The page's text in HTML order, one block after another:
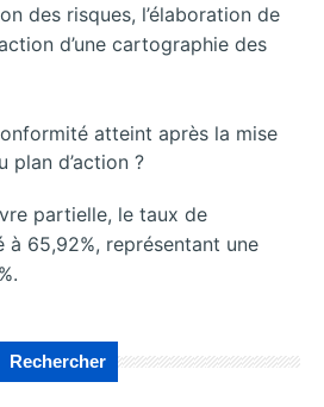
des risques, l’élaboration de
d’une cartographie des
atteint après la mise
d’action ?
partielle, le taux de
65,92%, représentant une
Rechercher